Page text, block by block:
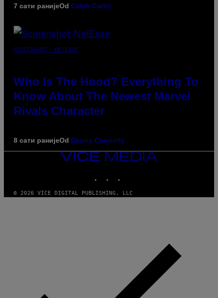
7 сати ранијеOd Caleb Catlin
SCREENSHOT: NETEASE
Who Is The Hood? Everything To
Know About The Newest Marvel
Rivals Character
8 сати ранијеOd Denny Connolly
VICE
MEDIA
© 2026 VICE DIGITAL PUBLISHING, LLC